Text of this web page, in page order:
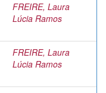
FREIRE, Laura
Lúcia Ramos
FREIRE, Laura
Lúcia Ramos